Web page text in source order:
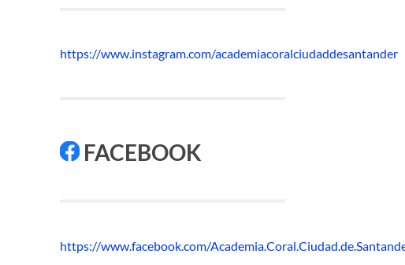
https://www.instagram.com/academiacoralciudaddesantander
FACEBOOK
https://www.facebook.com/